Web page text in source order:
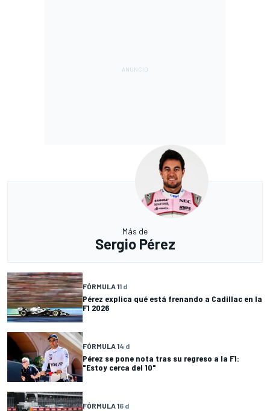
Más de
Sergio Pérez
FÓRMULA 11 d
Pérez explica qué está frenando a Cadillac en la
F1 2026
FÓRMULA 14 d
Pérez se pone nota tras su regreso a la F1:
"Estoy cerca del 10"
FÓRMULA 16 d